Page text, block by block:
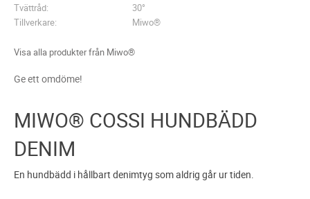
Tvättråd
30°
Tillverkare
Miwo®
Visa alla produkter från Miwo®
Ge ett omdöme!
MIWO® COSSI HUNDBÄDD
DENIM
En hundbädd i hållbart denimtyg som aldrig går ur tiden.